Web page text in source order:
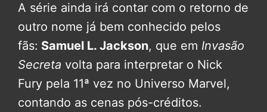
A série ainda irá contar com o retorno de
outro nome já bem conhecido pelos
fãs: Samuel L. Jackson, que em Invasão
Secreta volta para interpretar o Nick
Fury pela 11ª vez no Universo Marvel,
contando as cenas pós-créditos.